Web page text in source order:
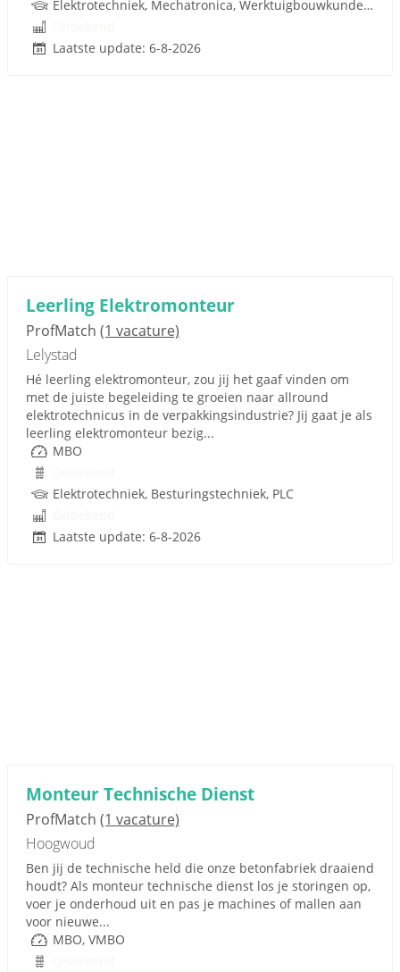
Elektrotechniek, Mechatronica, Werktuigbouwkunde, Pneumatiek
Laatste update: 6-8-2026
Leerling Elektromonteur
ProfMatch (1 vacature)
Lelystad
Hé leerling elektromonteur, zou jij het gaaf vinden om
met de juiste begeleiding te groeien naar allround
elektrotechnicus in de verpakkingsindustrie? Jij gaat je als
leerling elektromonteur bezig...
MBO
Elektrotechniek, Besturingstechniek, PLC
Laatste update: 6-8-2026
Monteur Technische Dienst
ProfMatch (1 vacature)
Hoogwoud
Ben jij de technische held die onze betonfabriek draaiend
houdt? Als monteur technische dienst los je storingen op,
voer je onderhoud uit en pas je machines of mallen aan
voor nieuwe...
MBO, VMBO